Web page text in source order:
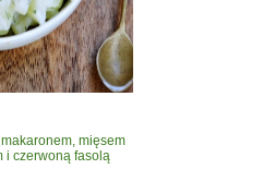
mięsem
i czerwoną fasolą